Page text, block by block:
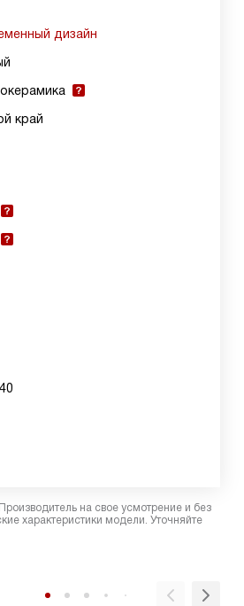
дизайн
край
на свое усмотрение и без
характеристики модели. Уточняйте